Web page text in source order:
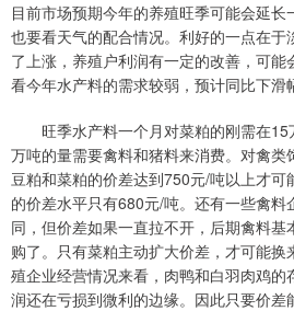
目前市场预期今年的养殖旺季可能会延
也要看天气的配合情况。利好的一点在
了上涨，养殖户利润有一定的改善，可
看今年水产料的需求较弱，预计同比下滑
旺季水产料一个月对菜粕的刚需在15
万吨的量需要禽料和猪料来消费。对禽类
豆粕和菜粕的价差达到750元/吨以上才可
的价差水平只有680元/吨。还有一些禽料
同，但价差如果一直拉不开，后期禽料
购了。只有菜粕主动扩大价差，才可能
殖企业经营情况来看，肉鸭和白羽肉鸡的
润还在亏损到微利的边缘。因此只要价差